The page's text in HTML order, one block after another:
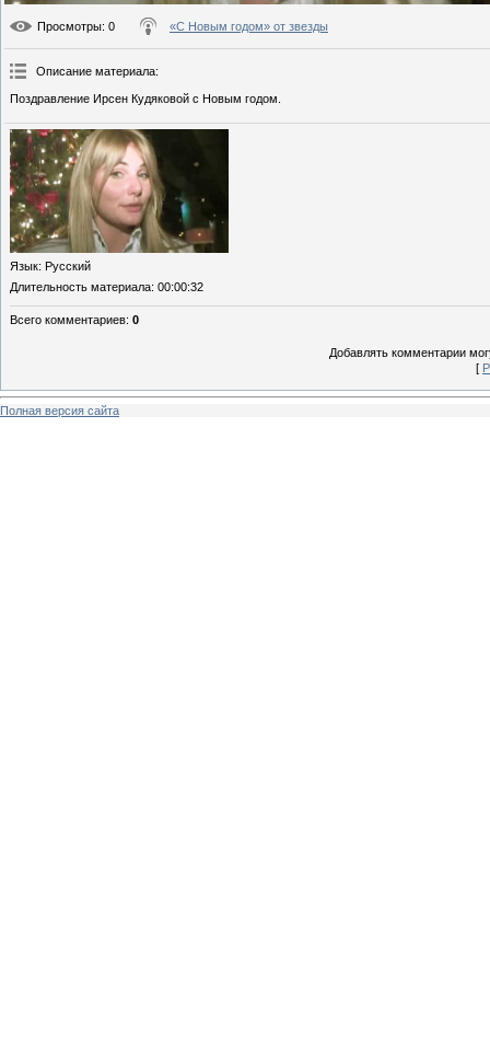
Просмотры: 0 «С Новым годом» от звезды
Описание материала:
Поздравление Ирсен Кудяковой с Новым годом.
Язык: Русский
Длительность материала: 00:00:32
Всего комментариев: 0
Добавлять комментарии
[
Полная версия сайта